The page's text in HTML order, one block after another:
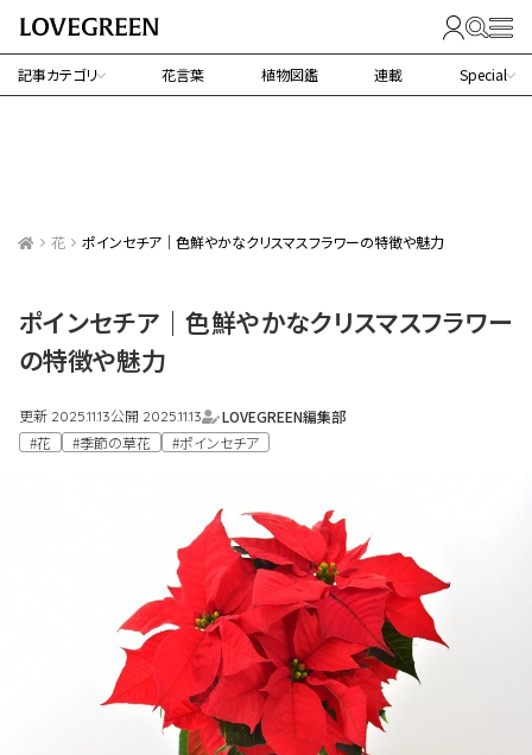
記事カテゴリ 花言葉 植物図鑑 連載 Special
花 ポインセチア｜色鮮やかなクリスマスフラワーの特徴や魅力
ポインセチア｜色鮮やかなクリスマスフラワー
の特徴や魅力
更新 2025.11.13公開 2025.11.13
LOVEGREEN編集部
#花
#季節の草花 #ポインセチア